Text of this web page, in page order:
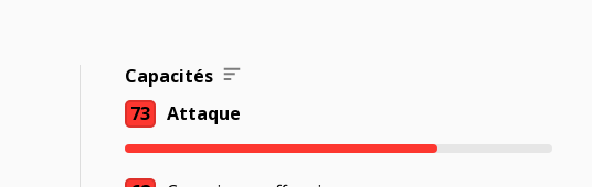
Capacités
73
Attaque